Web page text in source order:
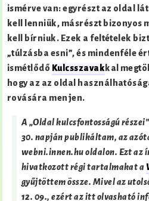
ismérve van: egyrészt az oldal
kell lenniük, másrészt bizonyos
kell bírniuk. Ezek a feltételek
„túlzásba esni”, és mindenféle
ismétlődő Kulcsszavakkal
hogy az az oldal
rovására menjen.
A „Oldal kulcsfontosságú
30. napján publikáltam, az
webni.innen.hu oldalon. Ezt az
hivatkozott régi tartalmakat a
gyűjtöttem össze. Mivel az
12. 09., ezért az itt olvasható